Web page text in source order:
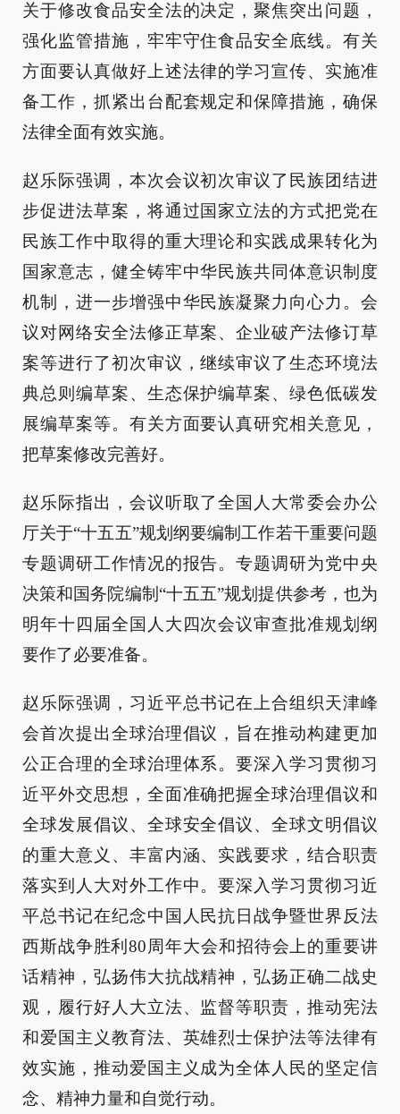
关于修改食品安全法的决定，聚焦突出问题，
强化监管措施，牢牢守住食品安全底线。有关
方面要认真做好上述法律的学习宣传、实施准
备工作，抓紧出台配套规定和保障措施，确保
法律全面有效实施。
赵乐际强调，本次会议初次审议了民族团结进
步促进法草案，将通过国家立法的方式把党在
民族工作中取得的重大理论和实践成果转化为
国家意志，健全铸牢中华民族共同体意识制度
机制，进一步增强中华民族凝聚力向心力。会
议对网络安全法修正草案、企业破产法修订草
案等进行了初次审议，继续审议了生态环境法
典总则编草案、生态保护编草案、绿色低碳发
展编草案等。有关方面要认真研究相关意见，
把草案修改完善好。
赵乐际指出，会议听取了全国人大常委会办公
厅关于“十五五”规划纲要编制工作若干重要问题
专题调研工作情况的报告。专题调研为党中央
决策和国务院编制“十五五”规划提供参考，也为
明年十四届全国人大四次会议审查批准规划纲
要作了必要准备。
赵乐际强调，习近平总书记在上合组织天津峰
会首次提出全球治理倡议，旨在推动构建更加
公正合理的全球治理体系。要深入学习贯彻习
近平外交思想，全面准确把握全球治理倡议和
全球发展倡议、全球安全倡议、全球文明倡议
的重大意义、丰富内涵、实践要求，结合职责
落实到人大对外工作中。要深入学习贯彻习近
平总书记在纪念中国人民抗日战争暨世界反法
西斯战争胜利80周年大会和招待会上的重要讲
话精神，弘扬伟大抗战精神，弘扬正确二战史
观，履行好人大立法、监督等职责，推动宪法
和爱国主义教育法、英雄烈士保护法等法律有
效实施，推动爱国主义成为全体人民的坚定信
念、精神力量和自觉行动。